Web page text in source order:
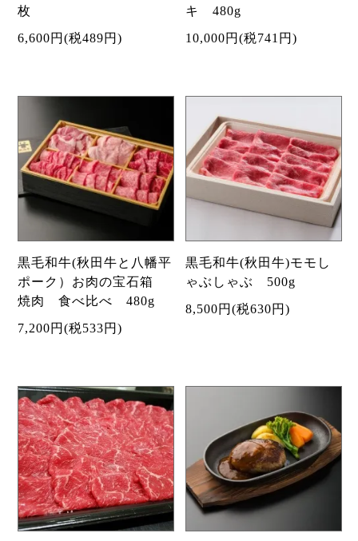
枚
6,600円(税489円)
キ 480g
10,000円(税741円)
黒毛和牛(秋田牛と八幡平
ポーク）お肉の宝石箱
焼肉 食べ比べ 480g
7,200円(税533円)
黒毛和牛(秋田牛)モモし
ゃぶしゃぶ 500g
8,500円(税630円)